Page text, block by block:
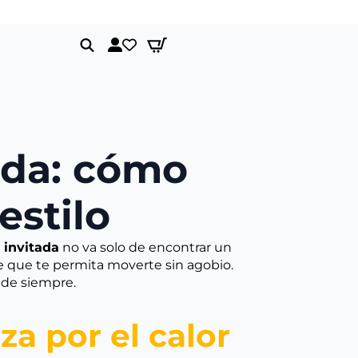
cómo
invitada no va solo de encontrar un
que te permita moverte sin agobio.
siempre.
por el calor